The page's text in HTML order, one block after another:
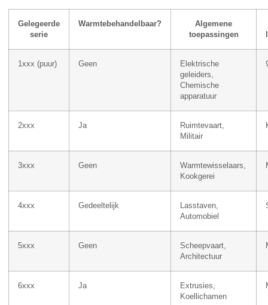
Gelegeerde
serie
Warmtebehandelbaar?
Algemene
toepassingen
1xxx (puur) Geen
Elektrische
geleiders,
Chemische
apparatuur
2xxx Ja
Ruimtevaart,
Militair
3xxx Geen
Warmtewisselaars,
Kookgerei
4xxx Gedeeltelijk
Lasstaven,
Automobiel
5xxx Geen
Scheepvaart,
Architectuur
6xxx Ja
Extrusies,
Koellichamen